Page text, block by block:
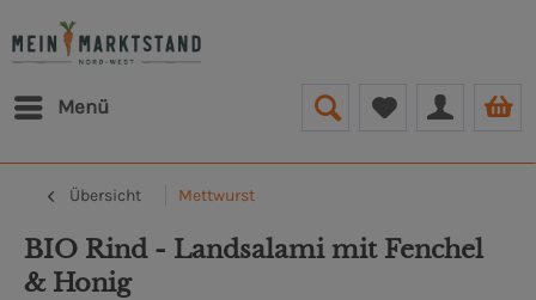
Menü
Übersicht Mettwurst
BIO Rind - Landsalami mit Fenchel
& Honig